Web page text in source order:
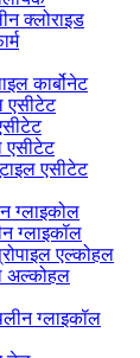
क्लोराइड
कार्बोनेट
एसीटेट
एसीटेट
एसीटेट
ग्लाइकोल
ग्लाइकॉल
एल्कोहल
अल्कोहल
ग्लाइकॉल